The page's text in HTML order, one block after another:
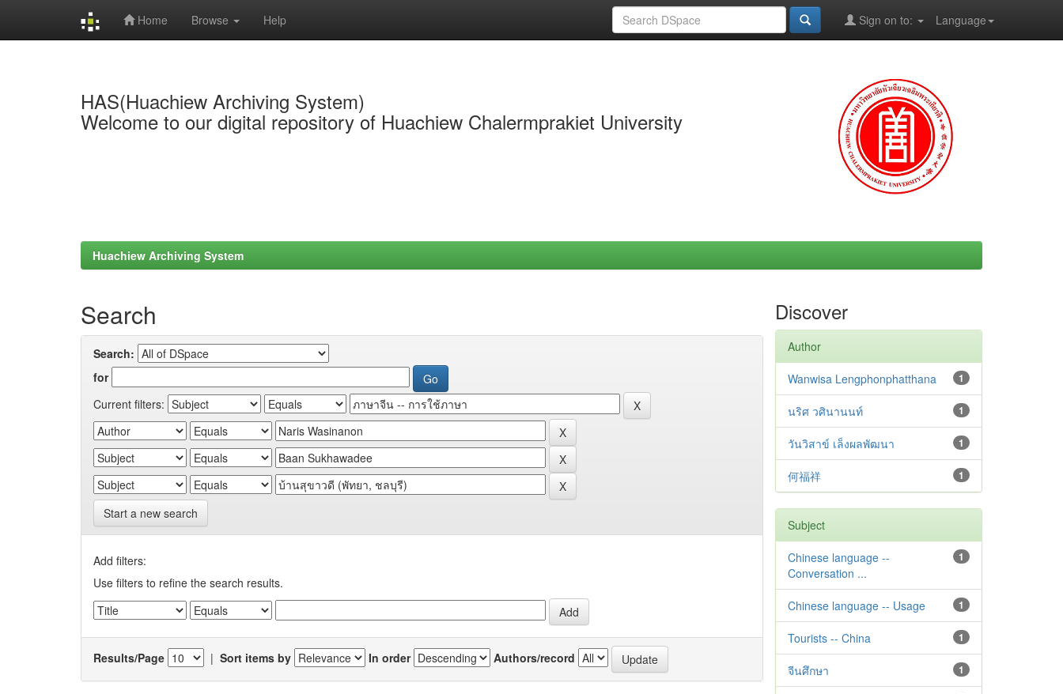
Home Browse Help Language
Sign on to:
HAS(Huachiew Archiving System)
Welcome to our digital repository of Huachiew Chalermprakiet University
Huachiew Archiving System
Search
Search:
for
Current filters:
Start a new search
Add filters:
Use filters to refine the search results.
Results/Page | Sort items by In order Authors/record
Discover
Author
1
Wanwisa Lengphonphatthana
1
นริศ วศินานนท์
1
วันวิสาข์ เล็งผลพัฒนา
1
何福祥
Subject
1
Chinese language --
Conversation ...
1
Chinese language -- Usage
1
Tourists -- China
1
จีนศึกษา